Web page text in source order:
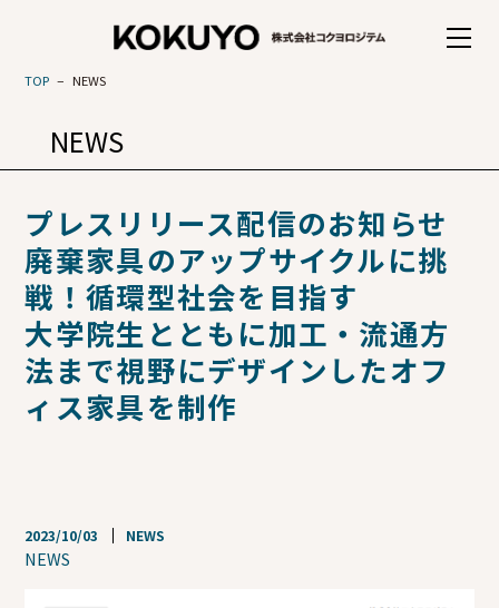
TOP NEWS
NEWS
プレスリリース配信のお知らせ
廃棄家具のアップサイクルに挑
戦！循環型社会を目指す
大学院生とともに加工・流通方
法まで視野にデザインしたオフ
ィス家具を制作
2023/10/03 NEWS
NEWS